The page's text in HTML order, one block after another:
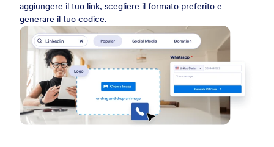
aggiungere il tuo link, scegliere il formato preferito e
generare il tuo codice.